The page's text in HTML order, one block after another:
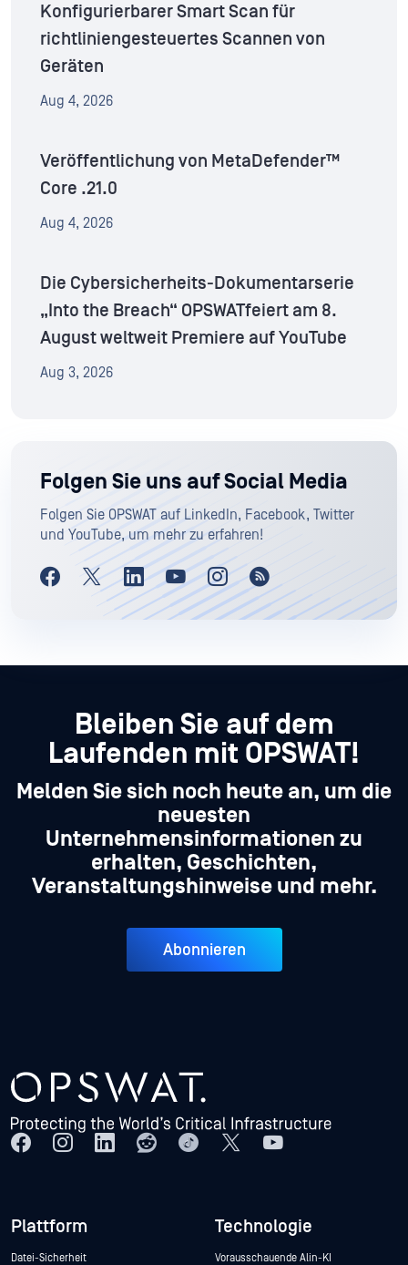
Konfigurierbarer Smart Scan für
richtliniengesteuertes Scannen von
Geräten
Aug 4, 2026
Veröffentlichung von MetaDefender™
Core .21.0
Aug 4, 2026
Die Cybersicherheits-Dokumentarserie
„Into the Breach“ OPSWATfeiert am 8.
August weltweit Premiere auf YouTube
Aug 3, 2026
Folgen Sie uns auf Social Media
Folgen Sie OPSWAT auf LinkedIn, Facebook, Twitter
und YouTube, um mehr zu erfahren!
Bleiben Sie auf dem
Laufenden mit OPSWAT!
Melden Sie sich noch heute an, um die
neuesten
Unternehmensinformationen zu
erhalten, Geschichten,
Veranstaltungshinweise und mehr.
Abonnieren
Plattform
Datei-Sicherheit
Technologie
Vorausschauende Alin-KI